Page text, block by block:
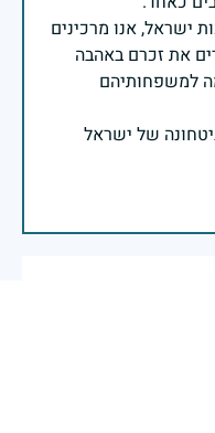
ישראל, אנו מרכינים
את זכרם באהבה
למשפחותיהם
של ישראל